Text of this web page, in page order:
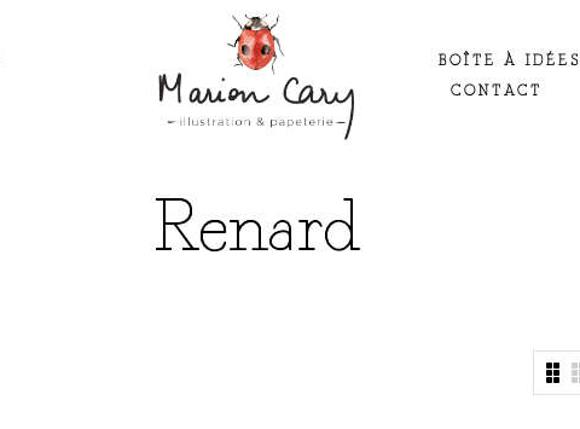
BOÎTE À IDÉES
CONTACT
Renard